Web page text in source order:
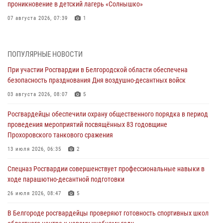
проникновение в детский лагерь «Солнышко»
07 августа 2026, 07:39 1
Подвиги героев‑росгвардейцев увековечили в новой музейной
экспозиции белгородского музея‑диорамы «Курская битва.
06 августа 2026, 12:05 3
В Белгороде росгвардейцы проверяют готовность спортивных школ
областного центра к новому учебному году
Росгвардия обеспечила общественную безопасность празднования
83-й годовщины освобождения г. Белгорода от немецко -
06 августа 2026, 06:54 3
ПОПУЛЯРНЫЕ НОВОСТИ
При участии Росгвардии в Белгородской области обеспечена
безопасность празднования Дня воздушно-десантных войск
03 августа 2026, 08:07 5
Росгвардейцы обеспечили охрану общественного порядка в период
проведения мероприятий посвящённых 83 годовщине
Прохоровского танкового сражения
13 июля 2026, 06:35 2
Спецназ Росгвардии совершенствует профессиональные навыки в
ходе парашютно-десантной подготовки
26 июля 2026, 08:47 5
В Белгороде росгвардейцы проверяют готовность спортивных школ